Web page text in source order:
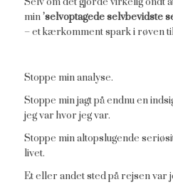
min’selvoptagede selvbevidste
– et kærkomment spark i røven
Stoppe min analyse.
Stoppe min jagt på endnu en
jeg var hvor jeg var.
Stoppe min altopslugende
livet.
Et eller andet sted på rejsen var